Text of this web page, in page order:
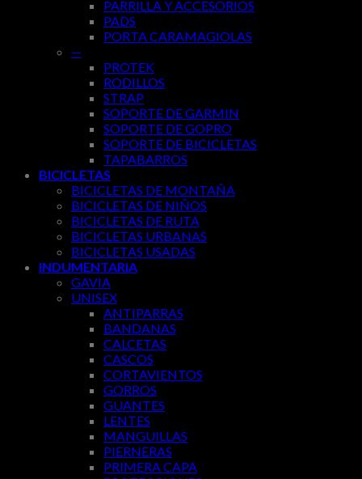
PARRILLA Y ACCESORIOS
PADS
PORTA CARAMAGIOLAS
—
PROTEK
RODILLOS
STRAP
SOPORTE DE GARMIN
SOPORTE DE GOPRO
SOPORTE DE BICICLETAS
TAPABARROS
BICICLETAS
BICICLETAS DE MONTAÑA
BICICLETAS DE NIÑOS
BICICLETAS DE RUTA
BICICLETAS URBANAS
BICICLETAS USADAS
INDUMENTARIA
GAVIA
UNISEX
ANTIPARRAS
BANDANAS
CALCETAS
CASCOS
CORTAVIENTOS
GORROS
GUANTES
LENTES
MANGUILLAS
PIERNERAS
PRIMERA CAPA